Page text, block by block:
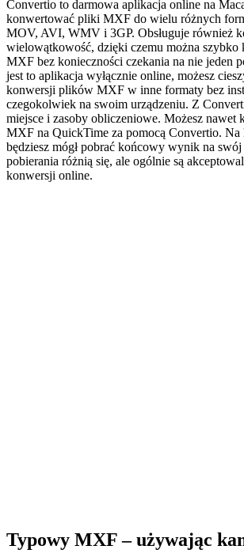
Convertio to darmowa aplikacja online na
konwertować pliki MXF do wielu różnych
MOV, AVI, WMV i 3GP. Obsługuje również
wielowątkowość, dzięki czemu można
MXF bez konieczności czekania na nie jeden
jest to aplikacja wyłącznie online, możesz
konwersji plików MXF w inne formaty bez
czegokolwiek na swoim urządzeniu. Z
miejsce i zasoby obliczeniowe. Możesz nawet
MXF na QuickTime za pomocą Convertio. Na
będziesz mógł pobrać końcowy wynik na
pobierania różnią się, ale ogólnie są
konwersji online.
Typowy MXF – używając